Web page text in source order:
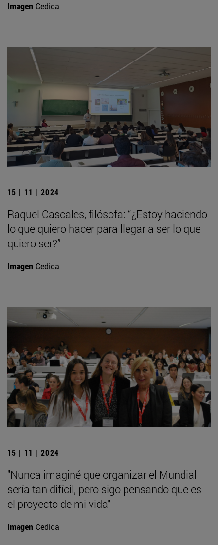
Imagen Cedida
15 | 11 | 2024
Raquel Cascales, filósofa: “¿Estoy haciendo
lo que quiero hacer para llegar a ser lo que
quiero ser?”
Imagen Cedida
15 | 11 | 2024
"Nunca imaginé que organizar el Mundial
sería tan difícil, pero sigo pensando que es
el proyecto de mi vida"
Imagen Cedida